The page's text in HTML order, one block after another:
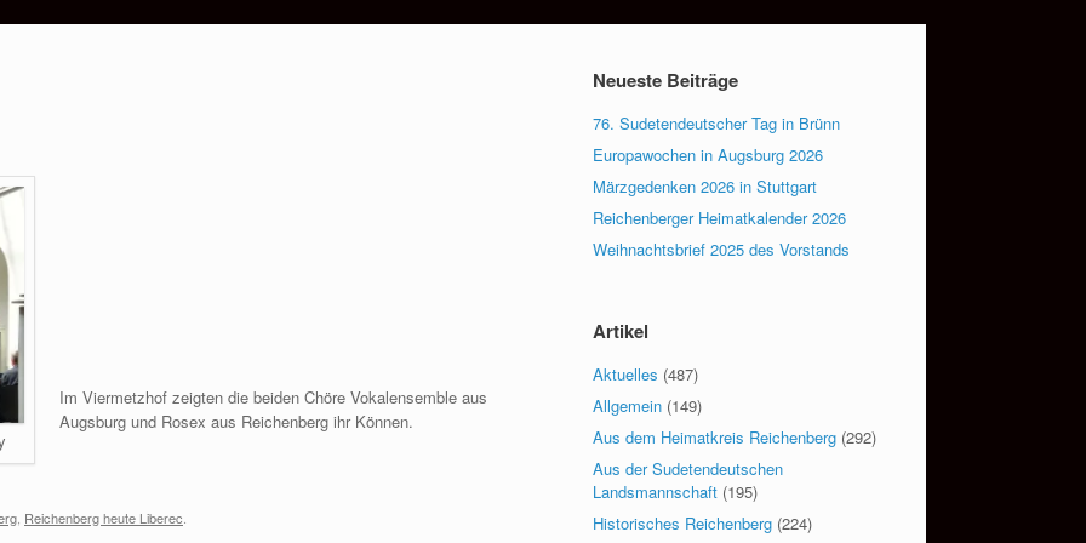
Im Viermetzhof zeigten die beiden Chöre Vokalensemble aus
Augsburg und Rosex aus Reichenberg ihr Können.
Reichenberg heute Liberec
Neueste Beiträge
76. Sudetendeutscher Tag in Brünn
Europawochen in Augsburg 2026
Märzgedenken 2026 in Stuttgart
Reichenberger Heimatkalender 2026
Weihnachtsbrief 2025 des Vorstands
Artikel
Aktuelles (487)
Allgemein (149)
Aus dem Heimatkreis Reichenberg (292)
Aus der Sudetendeutschen
Landsmannschaft (195)
Historisches Reichenberg (224)